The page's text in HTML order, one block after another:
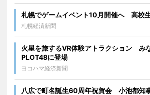
札幌でゲームイベント10月開催へ 高校
札幌経済新聞
火星を旅するVR体験アトラクション み
PLOT48に登場
ヨコハマ経済新聞
八広で町名誕生60周年祝賀会 小池都知